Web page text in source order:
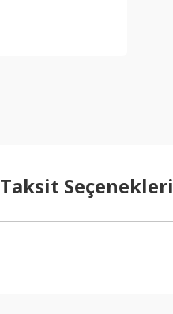
Taksit Seçenekleri